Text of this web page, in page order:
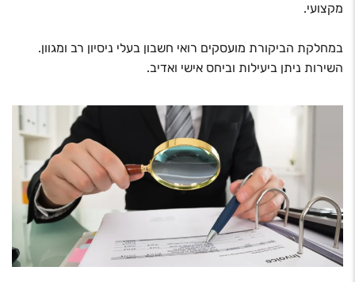
מקצועי.
במחלקת הביקורת מועסקים רואי חשבון בעלי ניסיון רב ומגוון.
השירות ניתן ביעילות וביחס אישי ואדיב.